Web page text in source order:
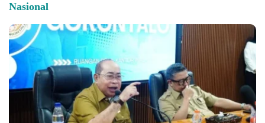
Nasional